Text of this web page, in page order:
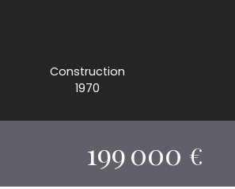
Construction
1970
199 000 €